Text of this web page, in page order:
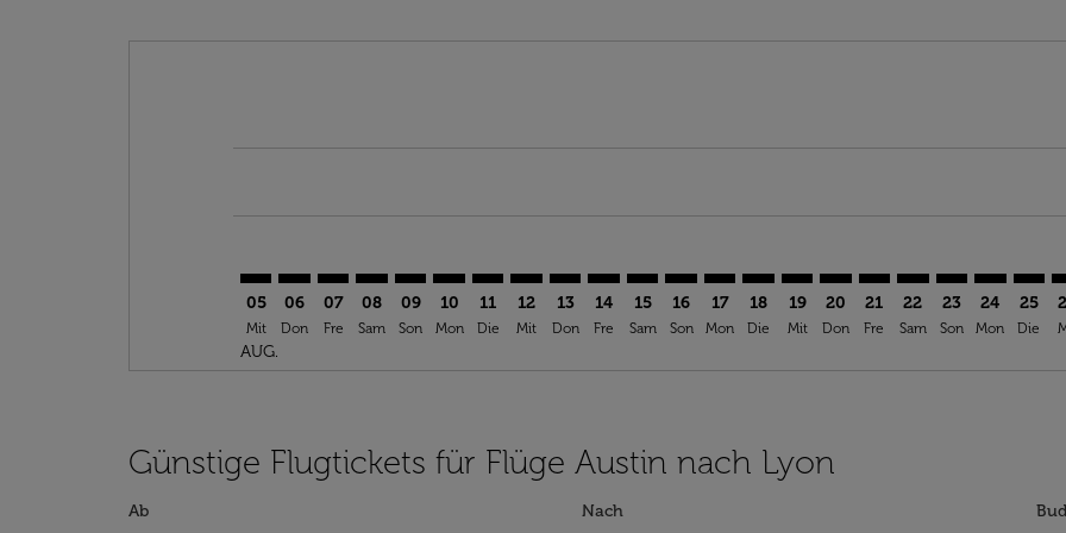
05
Mit
AUG.
06
Don
07
Fre
08
Sam
09
Son
10
Mon
11
Die
12
Mit
13
Don
14
Fre
15
Sam
16
Son
17
Mon
18
Die
19
Mit
AUS–LYS: cmp-view-
20
Don
AUS–LYS: cmp-view-
21
Fre
AUS–LYS: cmp-
22
Sam
AUS–LYS:
23
Son
24
Mon
25
Die
Günstige Flugtickets für Flüge Austin nach Lyon
Ab Nach